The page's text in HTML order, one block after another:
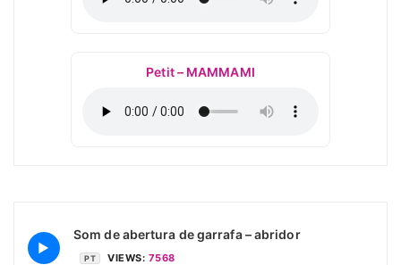
Petit – MAMMAMI
▶
Som de abertura de garrafa – abridor
PT VIEWS: 7568